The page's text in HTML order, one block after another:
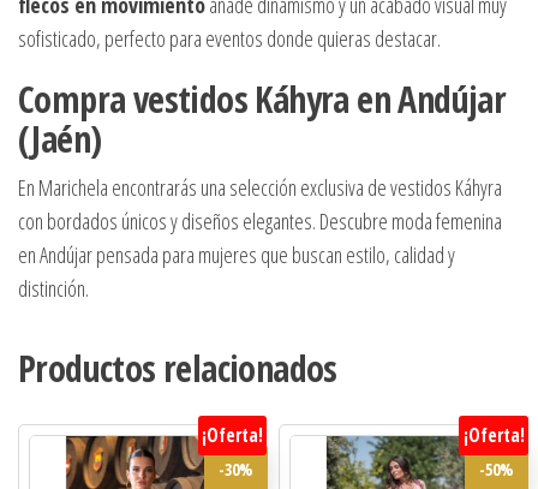
sofisticado, perfecto para eventos donde quieras destacar.
Compra vestidos Káhyra en Andújar
(Jaén)
En Marichela encontrarás una selección exclusiva de vestidos Káhyra
con bordados únicos y diseños elegantes. Descubre moda femenina
en Andújar pensada para mujeres que buscan estilo, calidad y
distinción.
Productos relacionados
¡Oferta!
-30%
¡Oferta!
-50%